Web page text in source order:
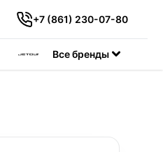
+7 (861) 230-07-80
Jetour55
Все бренды